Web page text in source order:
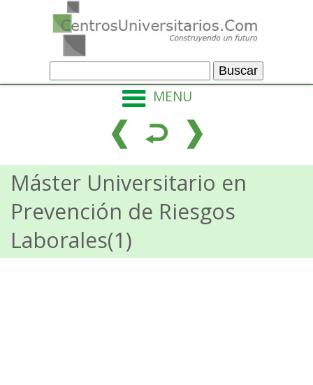
MENU
Máster Universitario en
Prevención de Riesgos
Laborales(1)